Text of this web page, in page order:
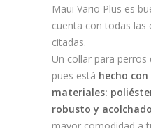
Maui Vario Plus es
cuenta con todas las
citadas.
Un collar para perros
pues está hecho
materiales:
robusto y acolchado